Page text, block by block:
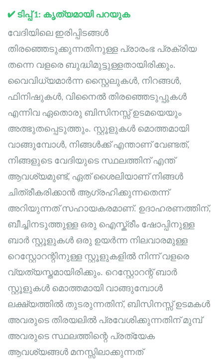
✔ ടിപ്പ് 1: കൃത്യമായി പറയുക
വേദിയിലെ ഇരിപ്പിടങ്ങൾ
തിരഞ്ഞെടുക്കുന്നതിനുള്ള പ്രാരംഭ പ്രക്രിയ
തന്നെ വളരെ ബുദ്ധിമുട്ടുള്ളതായിരിക്കും.
വൈവിധ്യമാർന്ന സ്റ്റൈലുകൾ, നിറങ്ങൾ,
ഫിനിഷുകൾ, വിനൈൽ തിരഞ്ഞെടുപ്പുകൾ
എന്നിവ ഏതൊരു ബിസിനസ്സ് ഉടമയെയും
അത്ഭുതപ്പെടുത്തും. സ്റ്റൂളുകൾ മൊത്തമായി
വാങ്ങുമ്പോൾ, നിങ്ങൾക്ക് എന്താണ് വേണ്ടത്,
നിങ്ങളുടെ വേദിയുടെ സ്ഥലത്തിന് എന്ത്
ആവശ്യമുണ്ട്, ഏത് ശൈലിയാണ് നിങ്ങൾ
ചിത്രീകരിക്കാൻ ആഗ്രഹിക്കുന്നതെന്ന്
അറിയുന്നത് സഹായകരമാണ്. ഉദാഹരണത്തിന്,
ബീച്ചിനടുത്തുള്ള ഒരു ഐസ്ക്രീം ഷോപ്പിനുള്ള
ബാർ സ്റ്റൂളുകൾ ഒരു ഉയർന്ന നിലവാരമുള്ള
റെസ്റ്റോറന്റിനുള്ള സ്റ്റൂളുകളിൽ നിന്ന് വളരെ
വ്യത്യസ്തമായിരിക്കും. റെസ്റ്റോറന്റ് ബാർ
സ്റ്റൂളുകൾ മൊത്തമായി വാങ്ങുമ്പോൾ
ലക്ഷ്യത്തിൽ തുടരുന്നതിന്, ബിസിനസ്സ് ഉടമകൾ
അവരുടെ തിരയലിൽ പ്രവേശിക്കുന്നതിന് മുമ്പ്
അവരുടെ സ്ഥലത്തിന്റെ പ്രത്യേക
ആവശ്യങ്ങൾ മനസ്സിലാക്കുന്നത്